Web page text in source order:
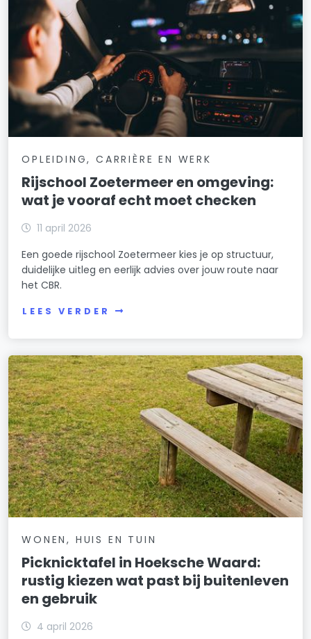
OPLEIDING, CARRIÈRE EN WERK
Rijschool Zoetermeer en omgeving:
wat je vooraf echt moet checken
11 april 2026
Een goede rijschool Zoetermeer kies je op structuur,
duidelijke uitleg en eerlijk advies over jouw route naar
het CBR.
LEES VERDER
WONEN, HUIS EN TUIN
Picknicktafel in Hoeksche Waard:
rustig kiezen wat past bij buitenleven
en gebruik
4 april 2026